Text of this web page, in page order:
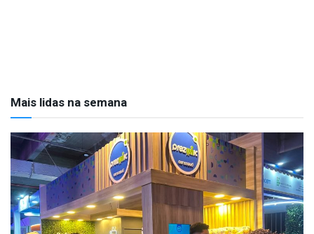
Mais lidas na semana